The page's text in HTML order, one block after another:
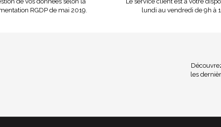
RGDP de mai 2019.
lundi au vendredi de 9h à
les